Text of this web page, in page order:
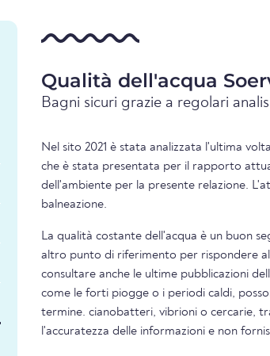
Qualità dell'acqua
Bagni sicuri grazie a regolari
Nel sito 2021 è stata analizzata l'ultima
che è stata presentata per il rapporto
dell'ambiente per la presente relazione.
balneazione.
La qualità costante dell'acqua è un buon
altro punto di riferimento per rispondere
consultare anche le ultime pubblicazioni
come le forti piogge o i periodi caldi,
termine. cianobatteri, vibrioni o cercarie,
l'accuratezza delle informazioni e non